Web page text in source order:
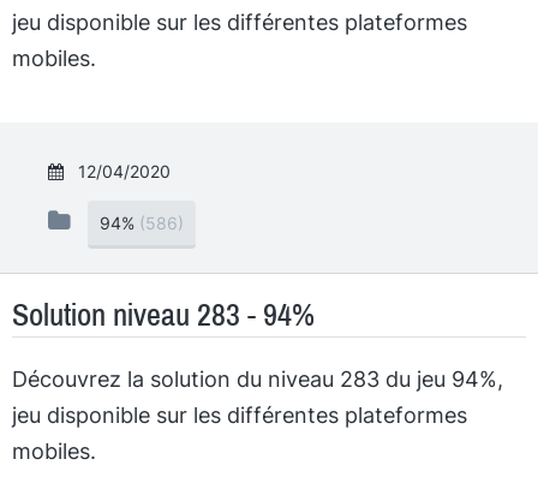
jeu disponible sur les différentes plateformes
mobiles.
12/04/2020
94% (586)
Solution niveau 283 - 94%
Découvrez la solution du niveau 283 du jeu 94%,
jeu disponible sur les différentes plateformes
mobiles.